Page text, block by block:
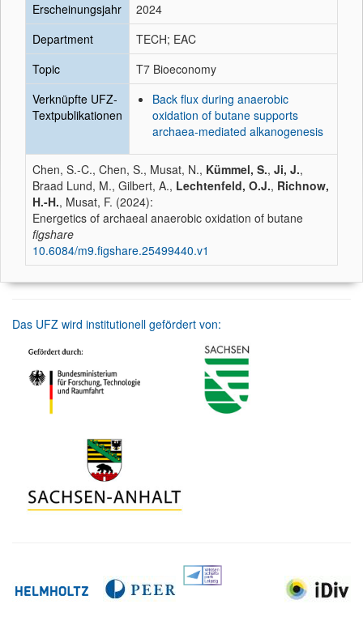
Erscheinungsjahr
2024
Department
TECH; EAC
Topic
T7 Bioeconomy
Verknüpfte UFZ-
Textpublikationen
Back flux during anaerobic
oxidation of butane supports
archaea-mediated alkanogenesis
Chen, S.-C., Chen, S., Musat, N., Kümmel, S., Ji, J.,
Braad Lund, M., Gilbert, A., Lechtenfeld, O.J., Richnow,
H.-H., Musat, F. (2024):
Energetics of archaeal anaerobic oxidation of butane
figshare
10.6084/m9.figshare.25499440.v1
Das UFZ wird institutionell gefördert von: